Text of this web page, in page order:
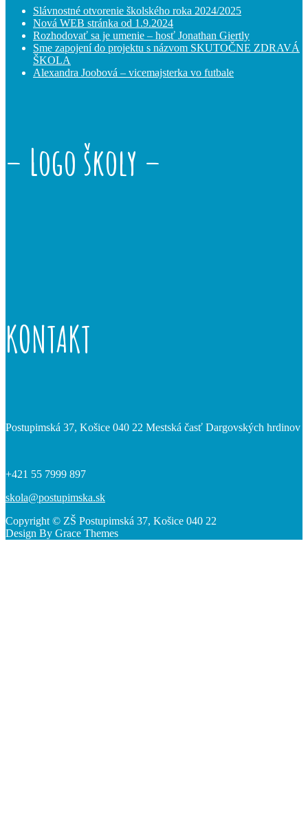
Slávnostné otvorenie školského roka 2024/2025
Nová WEB stránka od 1.9.2024
Rozhodovať sa je umenie – hosť Jonathan Giertly
Sme zapojení do projektu s názvom SKUTOČNE ZDRAVÁ
ŠKOLA
Alexandra Joobová – vicemajsterka vo futbale
– Logo školy –
KONTAKT
Postupimská 37, Košice 040 22 Mestská časť Dargovských hrdinov
+421 55 7999 897
skola@postupimska.sk
Copyright © ZŠ Postupimská 37, Košice 040 22
Design By Grace Themes